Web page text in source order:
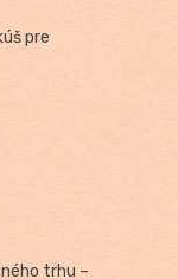
pre
trhu –